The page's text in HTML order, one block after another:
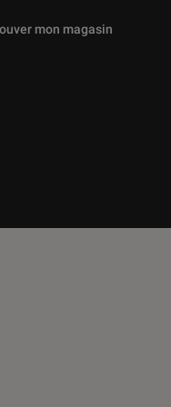
être proposées
mon magasin